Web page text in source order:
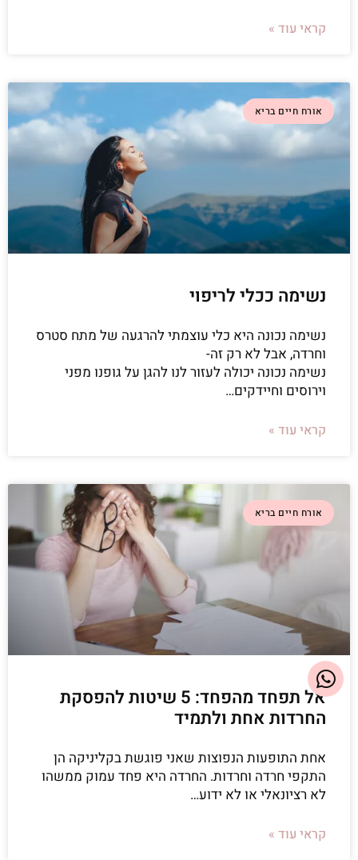
קראי עוד »
אורח חיים בריא
נשימה ככלי לריפוי
נשימה נכונה היא כלי עוצמתי להרגעה של מתח סטרס
וחרדה, אבל לא רק זה-
נשימה נכונה יכולה לעזור לנו להגן על גופנו מפני
וירוסים וחיידקים…
קראי עוד »
אורח חיים בריא
אל תפחד מהפחד: 5 שיטות להפסקת
החרדות אחת ולתמיד
אחת התופעות הנפוצות שאני פוגשת בקליניקה הן
התקפי חרדה וחרדות. החרדה היא פחד עמוק ממשהו
לא רציונאלי או לא ידוע…
קראי עוד »